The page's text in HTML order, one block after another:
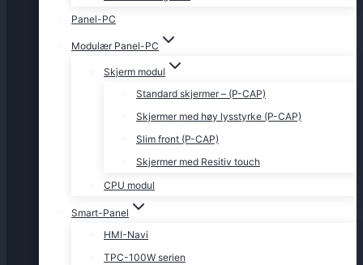
Panel-PC
Modulær Panel-PC
Skjerm modul
Standard skjermer – (P-CAP)
Skjermer med høy lysstyrke (P-CAP)
Slim front (P-CAP)
Skjermer med Resitiv touch
CPU modul
Smart-Panel
HMI-Navi
TPC-100W serien